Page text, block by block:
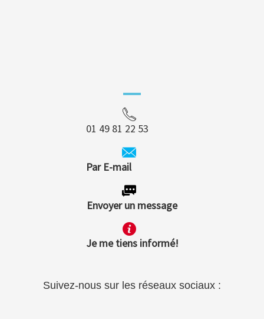
01 49 81 22 53
Par E-mail
Envoyer un message
Je me tiens informé!
Suivez-nous sur les réseaux sociaux :